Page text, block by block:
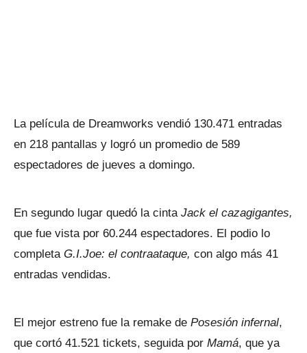
La película de Dreamworks vendió 130.471 entradas
en 218 pantallas y logró un promedio de 589
espectadores de jueves a domingo.
En segundo lugar quedó la cinta Jack el cazagigantes,
que fue vista por 60.244 espectadores. El podio lo
completa G.I.Joe: el contraataque, con algo más 41
entradas vendidas.
El mejor estreno fue la remake de Posesión infernal,
que cortó 41.521 tickets, seguida por Mamá, que ya